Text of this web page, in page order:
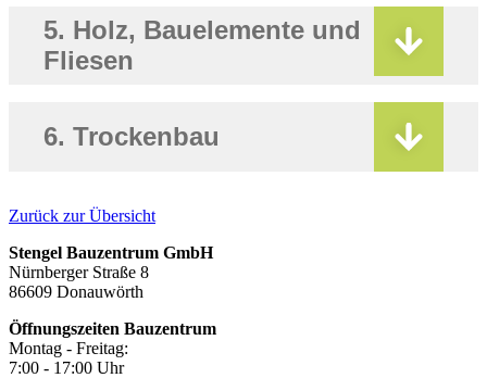
5. Holz, Bauelemente und
Fliesen
6. Trockenbau
Zurück zur Übersicht
Stengel Bauzentrum GmbH
Nürnberger Straße 8
86609 Donauwörth
Öffnungszeiten Bauzentrum
Montag - Freitag:
7:00 - 17:00 Uhr